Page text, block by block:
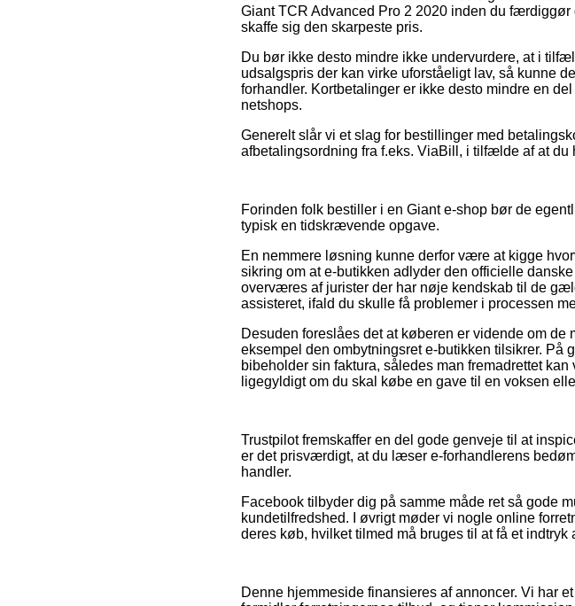
Giant TCR Advanced Pro 2 2020 inden du
skaffe sig den skarpeste pris.
Du bør ikke desto mindre ikke undervurdere, at i
udsalgspris der kan virke uforståeligt lav, så kunne
forhandler. Kortbetalinger er ikke desto mindre en
netshops.
Generelt slår vi et slag for bestillinger med
afbetalingsordning fra f.eks. ViaBill, i tilfælde af at du
Forinden folk bestiller i en Giant e-shop bør de
typisk en tidskrævende opgave.
En nemmere løsning kunne derfor være at kigge
sikring om at e-butikken adlyder den officielle
overværes af jurister der har nøje kendskab til de
assisteret, ifald du skulle få problemer i processen
Desuden foreslåes det at køberen er vidende om
eksempel den ombytningsret e-butikken tilsikrer. På
bibeholder sin faktura, således man fremadrettet
ligegyldigt om du skal købe en gave til en voksen
Trustpilot fremskaffer en del gode genveje til at
er det prisværdigt, at du læser e-forhandlerens
handler.
Facebook tilbyder dig på samme måde ret så gode
kundetilfredshed. I øvrigt møder vi nogle online
deres køb, hvilket tilmed må bruges til at få et indtryk
Denne hjemmeside finansieres af annoncer. Vi har